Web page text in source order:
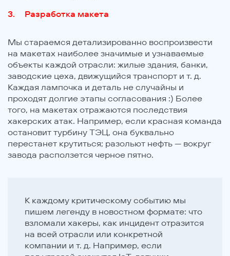
Разработка макета
Мы стараемся детализированно воспроизвести
на макетах наиболее значимые и узнаваемые
объекты каждой отрасли: жилые здания, банки,
заводские цеха, движущийся транспорт и т. д.
Каждая лампочка и деталь не случайны и
проходят долгие этапы согласования :) Более
того, на макетах отражаются последствия
хакерских атак. Например, если красная команда
остановит турбину ТЭЦ, она буквально
перестанет крутиться; разольют нефть — вокруг
завода расползется черное пятно.
К каждому критическому событию мы
пишем легенду в новостном формате: что
взломали хакеры, как инцидент отразится
на всей отрасли или конкретной
компании и т. д. Например, если